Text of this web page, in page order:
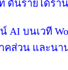
ดันรายได้ร้า
บนเวที
คส่วน และน